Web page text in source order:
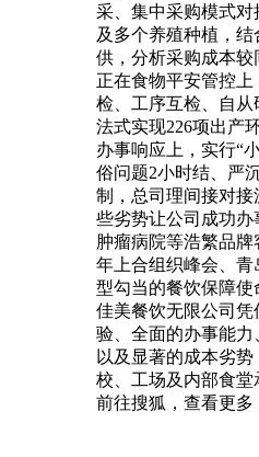
采、集中采购模式对
及多个养殖种植，
供，分析采购成本较
正在食物平安管控上
检、工序互检、自
法式实现226项出产
办事响应上，实行“
俗问题2小时结、严
制，总司理间接对
些劣势让公司成功办
肿瘤病院等浩繁品牌
年上合组织峰会、
型勾当的餐饮保障
佳美餐饮无限公司
验、全面的办事能
以及显著的成本劣势
校、工场及内部食堂
前往搜狐，查看更多